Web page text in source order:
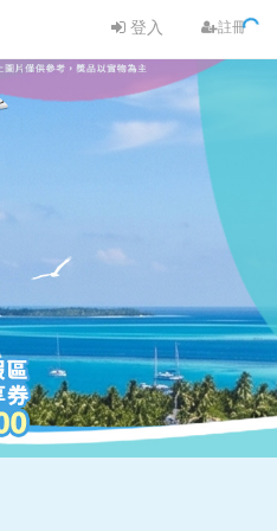
登入 註冊